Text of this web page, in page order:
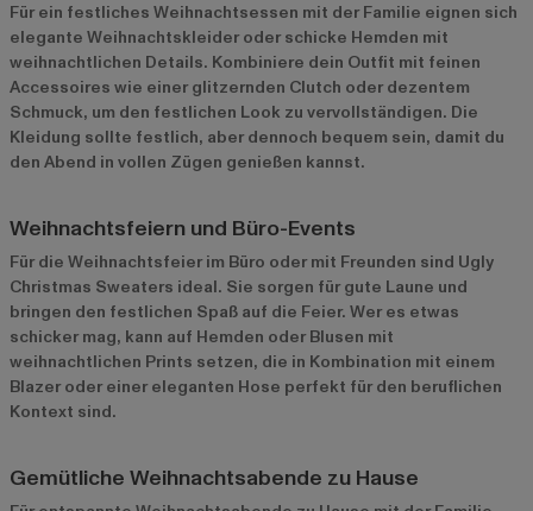
Für ein festliches Weihnachtsessen mit der Familie eignen sich
elegante Weihnachtskleider oder schicke Hemden mit
weihnachtlichen Details. Kombiniere dein Outfit mit feinen
Accessoires wie einer glitzernden Clutch oder dezentem
Schmuck, um den festlichen Look zu vervollständigen. Die
Kleidung sollte festlich, aber dennoch bequem sein, damit du
den Abend in vollen Zügen genießen kannst.
Weihnachtsfeiern und Büro-Events
Für die Weihnachtsfeier im Büro oder mit Freunden sind Ugly
Christmas Sweaters ideal. Sie sorgen für gute Laune und
bringen den festlichen Spaß auf die Feier. Wer es etwas
schicker mag, kann auf Hemden oder Blusen mit
weihnachtlichen Prints setzen, die in Kombination mit einem
Blazer oder einer eleganten Hose perfekt für den beruflichen
Kontext sind.
Gemütliche Weihnachtsabende zu Hause